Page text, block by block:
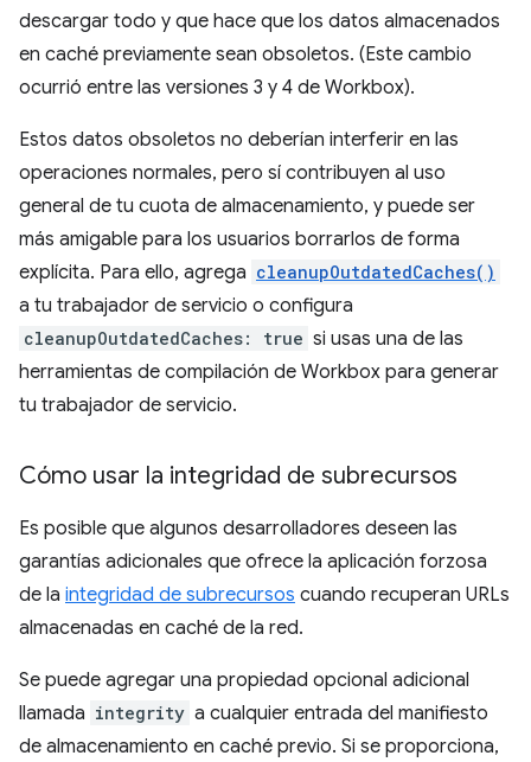
descargar todo y que hace que los datos almacenados
en caché previamente sean obsoletos. (Este cambio
ocurrió entre las versiones 3 y 4 de Workbox).
Estos datos obsoletos no deberían interferir en las
operaciones normales, pero sí contribuyen al uso
general de tu cuota de almacenamiento, y puede ser
más amigable para los usuarios borrarlos de forma
explícita. Para ello, agrega cleanupOutdatedCaches()
a tu trabajador de servicio o configura
cleanupOutdatedCaches: true si usas una de las
herramientas de compilación de Workbox para generar
tu trabajador de servicio.
Cómo usar la integridad de subrecursos
Es posible que algunos desarrolladores deseen las
garantías adicionales que ofrece la aplicación forzosa
de la integridad de subrecursos cuando recuperan URLs
almacenadas en caché de la red.
Se puede agregar una propiedad opcional adicional
llamada integrity a cualquier entrada del manifiesto
de almacenamiento en caché previo. Si se proporciona,